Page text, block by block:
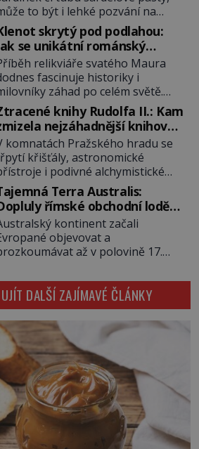
to být i lehké pozvání na
do srdce Středozemního
na ostrov hrdých Sardů.
jste, že to byl právě italský
Sardinie, jenž těmto
moře propůjčil své
Co dalšího je pro Sardinii
a pro Středoevropana
Na mapách má […]
skrytý pod podlahou:
se unikátní románský
dostal do zapadlého
relikviáře svatého Maura
fascinuje historiky i
záhad po celém světě.
románská zlatnická památka
13. století je po českých
klenotech druhým
movitým majetkem v
republice. Přestože byl
v roce 1985 po dramatickém
kriminalistů úspěšně
jeho minulost stále
hustá mlha. Otázky, jak
se tato […]
knihy Rudolfa II.: Kam
nejzáhadnější knihovna
komnatách Pražského hradu se
křišťály, astronomické
i podivné alchymistické
Císař Rudolf II.
vše, co souvisí s
přírody, hvězd i
poznání. Jenže po jeho
se jeho slavné sbírky začínají
a část z nich mizí navždy.
ještě někde zapomenuté
které nikdo […]
Terra Australis:
římské obchodní lodě
do Austrálie?kontinent začali
objevovat a
až v polovině 17.
se o tento vzdálený kontinent
zajímat již evropské
civilizace, a to o 15
dříve? Již od starověku
kartografové zakreslovali do map
záhadný kontinent Terra Australis
Jižní zemi. Proč? Do jisté míry to
smysl pro […]
DALŠÍ ZAJÍMAVÉ ČLÁNKY